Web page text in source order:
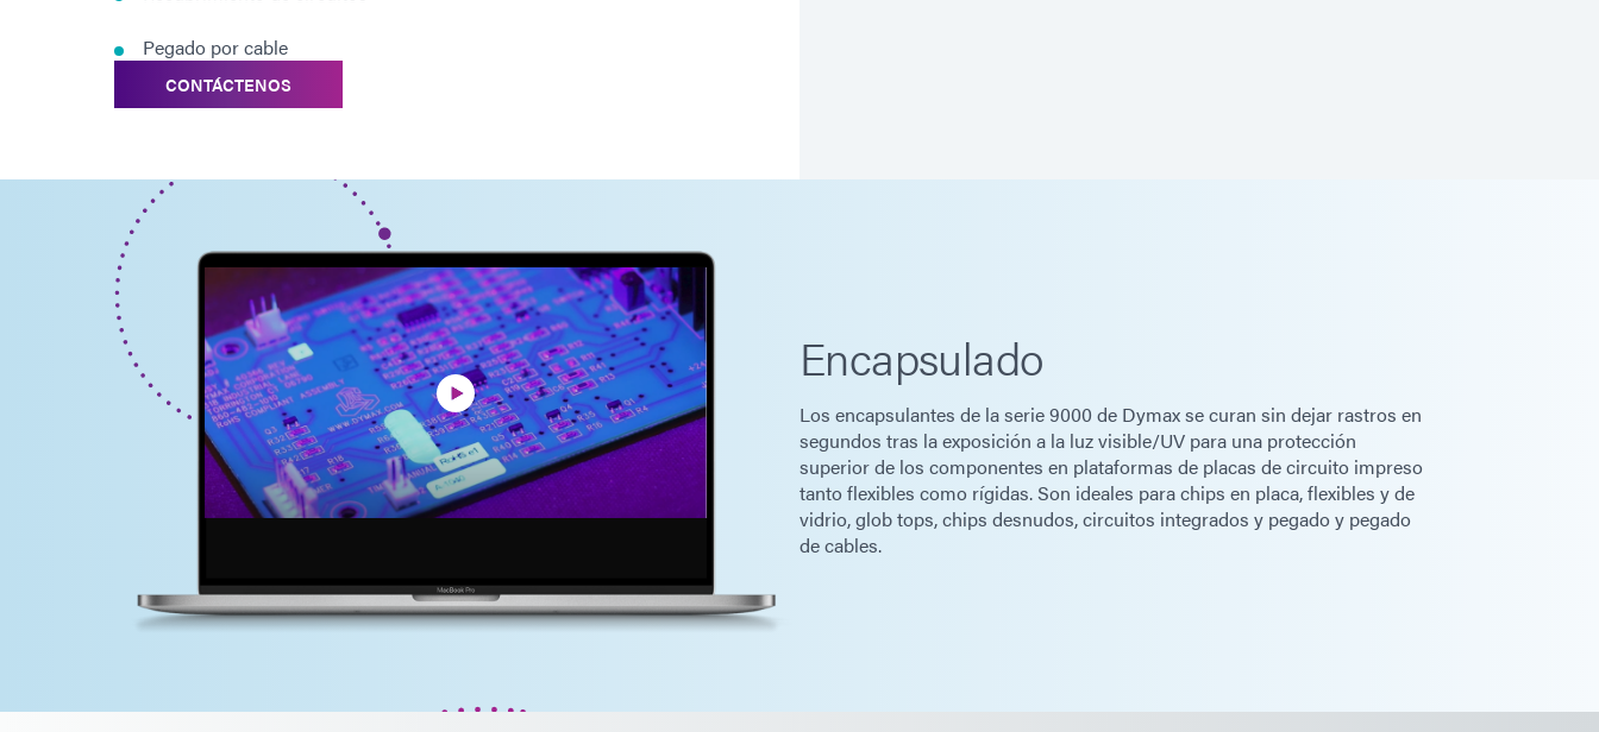
Pegado por cable
CONTÁCTENOS
Encapsulado
Los encapsulantes de la serie 9000 de Dymax se curan sin dejar rastros en
segundos tras la exposición a la luz visible/UV para una protección
superior de los componentes en plataformas de placas de circuito impreso
tanto flexibles como rígidas. Son ideales para chips en placa, flexibles y de
vidrio, glob tops, chips desnudos, circuitos integrados y pegado y pegado
de cables.